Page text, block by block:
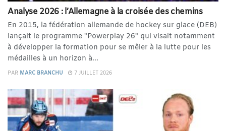
Analyse 2026 : l’Allemagne à la croisée des chemins
En 2015, la fédération allemande de hockey sur glace (DEB)
lançait le programme "Powerplay 26" qui visait notamment
à développer la formation pour se mêler à la lutte pour les
médailles à un horizon à...
PAR MARC BRANCHU 7 JUILLET 2026